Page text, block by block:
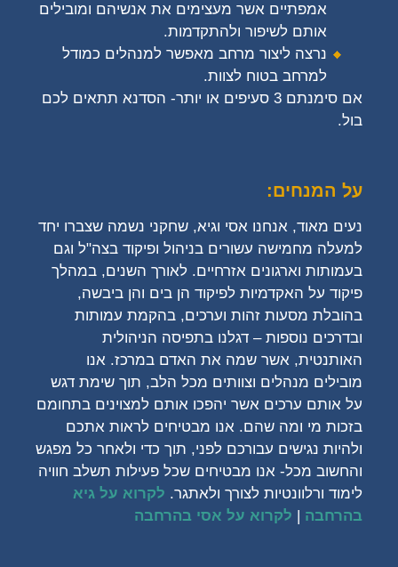
אמפתיים אשר מעצימים את אנשיהם ומובילים
אותם לשיפור ולהתקדמות.
נרצה ליצור מרחב מאפשר למנהלים כמודל
למרחב בטוח לצוות.
אם סימנתם 3 סעיפים או יותר- הסדנא תתאים לכם
בול.
על המנחים:
נעים מאוד, אנחנו אסי וגיא, שחקני נשמה שצברו יחד
למעלה מחמישה עשורים בניהול ופיקוד בצה"ל וגם
בעמותות וארגונים אזרחיים. לאורך השנים, במהלך
פיקוד על האקדמיות לפיקוד הן בים והן ביבשה,
בהובלת מסעות זהות וערכים, בהקמת עמותות
ובדרכים נוספות – דגלנו בתפיסה הניהולית
האותנטית, אשר שמה את האדם במרכז. אנו
מובילים מנהלים וצוותים מכל הלב, תוך שימת דגש
על אותם ערכים אשר יהפכו אותם למצוינים בתחומם
בזכות מי ומה שהם. אנו מבטיחים לראות אתכם
ולהיות נגישים עבורכם לפני, תוך כדי ולאחר כל מפגש
והחשוב מכל- אנו מבטיחים שכל פעילות תשלב חוויה
לימוד ורלוונטיות לצורך ולאתגר. לקרוא על גיא
בהרחבה
לקרוא על אסי בהרחבה